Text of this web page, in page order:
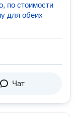
по стоимости
для обеих
Чат